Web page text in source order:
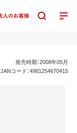
発売時期：2008年05月
JANコード：4981254670415